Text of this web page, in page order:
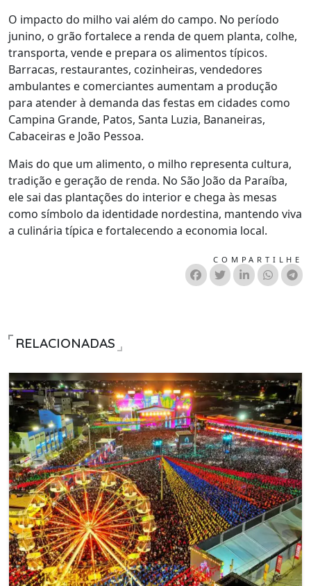
O impacto do milho vai além do campo. No período
junino, o grão fortalece a renda de quem planta, colhe,
transporta, vende e prepara os alimentos típicos.
Barracas, restaurantes, cozinheiras, vendedores
ambulantes e comerciantes aumentam a produção
para atender à demanda das festas em cidades como
Campina Grande, Patos, Santa Luzia, Bananeiras,
Cabaceiras e João Pessoa.
Mais do que um alimento, o milho representa cultura,
tradição e geração de renda. No São João da Paraíba,
ele sai das plantações do interior e chega às mesas
como símbolo da identidade nordestina, mantendo viva
a culinária típica e fortalecendo a economia local.
COMPARTILHE
RELACIONADAS